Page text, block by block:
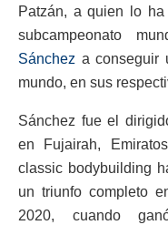
Patzán, a quien lo
subcampeonato
Sánchez a conseguir
mundo, en sus
Sánchez fue el
en Fujairah,
classic bodybuilding
un triunfo completo
2020, cuando